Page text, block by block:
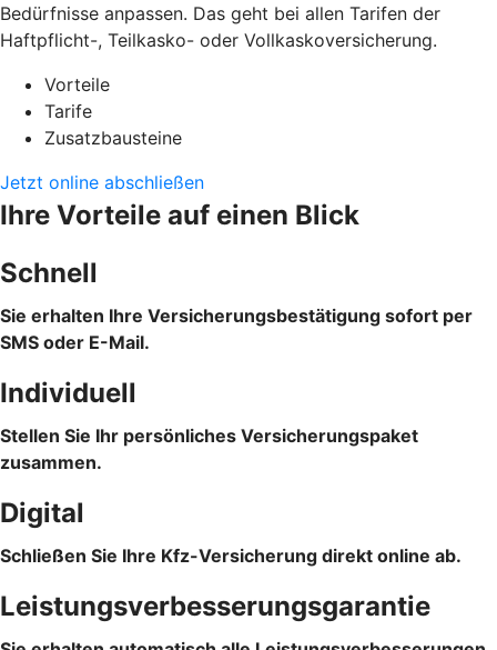
Bedürfnisse anpassen. Das geht bei allen Tarifen der
Haftpflicht-, Teilkasko- oder Vollkaskoversicherung.
Vorteile
Tarife
Zusatzbausteine
Jetzt online abschließen
Ihre Vorteile auf einen Blick
Schnell
Sie erhalten Ihre Versicherungsbestätigung sofort per
SMS oder E-Mail.
Individuell
Stellen Sie Ihr persönliches Versicherungspaket
zusammen.
Digital
Schließen Sie Ihre Kfz-Versicherung direkt online ab.
Leistungsverbesserungsgarantie